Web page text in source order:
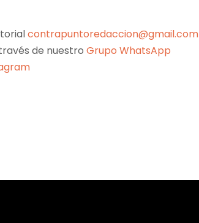
contrapuntoredaccion@gmail.com
de nuestroGrupo WhatsApp